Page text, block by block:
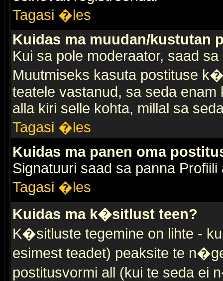
Tagasi �les
Kuidas ma muudan/kustutan
Kui sa pole moderaator, saad
Muutmiseks kasuta postituse
teatele vastanud, sa seda
alla kiri selle kohta, millal sa
Tagasi �les
Kuidas ma panen oma
Signatuuri saad sa panna Profiili
Tagasi �les
Kuidas ma k�sitlust teen?
K�sitluste tegemine on lihte -
esimest teadet) peaksite te
postitusvormi all (kui te seda ei